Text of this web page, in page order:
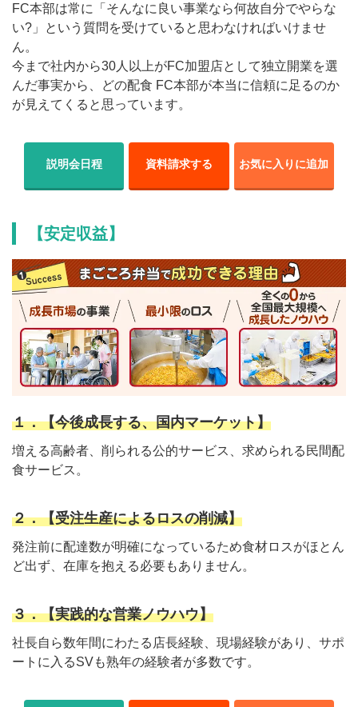
FC本部は常に「そんなに良い事業なら何故自分でやらな
い?」という質問を受けていると思わなければいけませ
ん。
今まで社内から30人以上がFC加盟店として独立開業を選
んだ事実から、どの配食 FC本部が本当に信頼に足るのか
が見えてくると思っています。
説明会日程 資料請求する お気に入りに追加
【安定収益】
１．【今後成長する、国内マーケット】
増える高齢者、削られる公的サービス、求められる民間配
食サービス。
２．【受注生産によるロスの削減】
発注前に配達数が明確になっているため食材ロスがほとん
ど出ず、在庫を抱える必要もありません。
３．【実践的な営業ノウハウ】
社長自ら数年間にわたる店長経験、現場経験があり、サポ
ートに入るSVも熟年の経験者が多数です。